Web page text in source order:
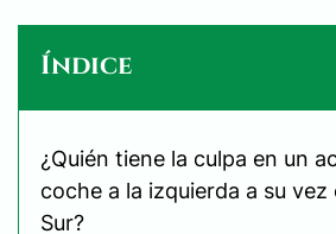
Índice
¿Quién tiene la culpa en un
coche a la izquierda a su vez
Sur?